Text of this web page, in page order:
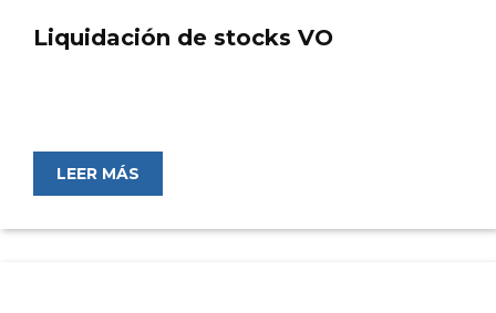
Liquidación de stocks VO
LEER MÁS